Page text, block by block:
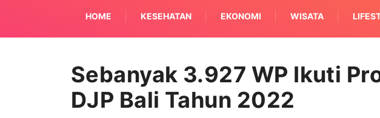
HOME KESEHATAN EKONOMI WISATA
Sebanyak 3.927 WP Ikuti
DJP Bali Tahun 2022